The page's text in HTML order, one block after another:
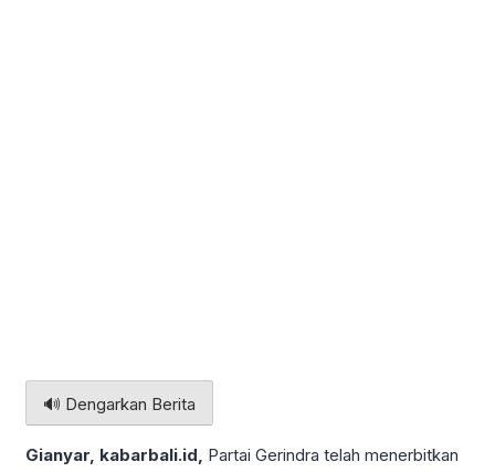
🔊 Dengarkan Berita
Gianyar, kabarbali.id, Partai Gerindra telah menerbitkan